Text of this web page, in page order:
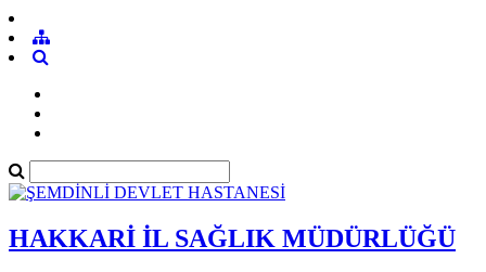
HAKKARİ İL SAĞLIK MÜDÜRLÜĞÜ